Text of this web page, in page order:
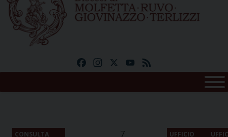
FacebookInstagramYouTube
CONSULTA
UFFICIO
7